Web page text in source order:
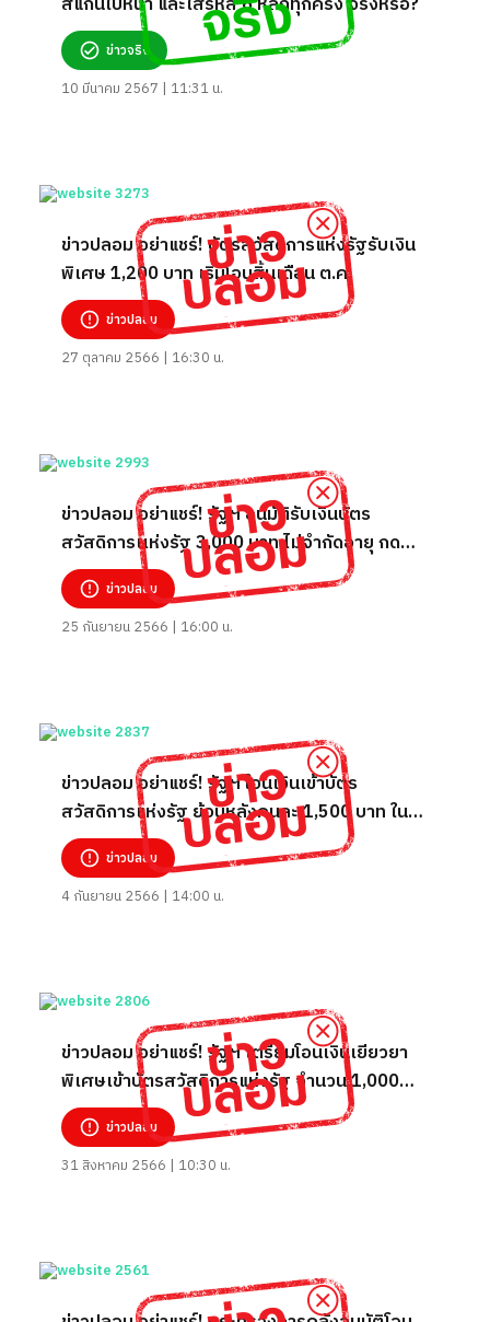
ข่าวจริง
10 มีนาคม 2567 | 11:31 น.
ข่าวปลอม อย่าแชร์! บัตรสวัสดิการแห่งรัฐรับเงิน
พิเศษ 1,200 บาท เริ่มโอนสิ้นเดือน ต.ค.
ข่าวปลอม
27 ตุลาคม 2566 | 16:30 น.
ข่าวปลอม อย่าแชร์! รัฐฯ อนุมัติรับเงินบัตร
สวัสดิการเเห่งรัฐ 3,000 บาท ไม่จำกัดอายุ กด
เงินสดได้ เริ่มวันที่ 1 ต.ค. 66
ข่าวปลอม
25 กันยายน 2566 | 16:00 น.
ข่าวปลอม อย่าแชร์! รัฐฯ โอนเงินเข้าบัตร
สวัสดิการแห่งรัฐ ย้อนหลังคนละ 1,500 บาท ใน
เดือน ก.ย. 66
ข่าวปลอม
4 กันยายน 2566 | 14:00 น.
ข่าวปลอม อย่าแชร์! รัฐฯ เตรียมโอนเงินเยียวยา
พิเศษเข้าบัตรสวัสดิการแห่งรัฐ จำนวน 1,000
บาท
ข่าวปลอม
31 สิงหาคม 2566 | 10:30 น.